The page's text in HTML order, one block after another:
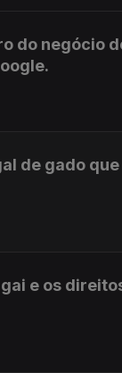
do negócio
de gado
e os